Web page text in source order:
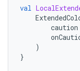
val
caution
)
}